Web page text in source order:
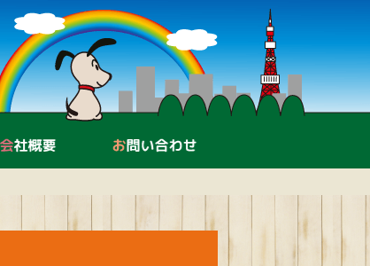
器販売・買取 会社概要